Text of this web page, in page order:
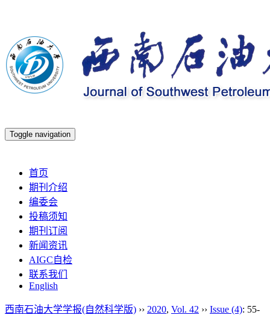
Toggle navigation
首页
期刊介绍
编委会
投稿须知
期刊订阅
新闻资讯
AIGC自检
联系我们
English
西南石油大学学报(自然科学版) ›› 2020, Vol. 42 ›› Issue (4): 55-